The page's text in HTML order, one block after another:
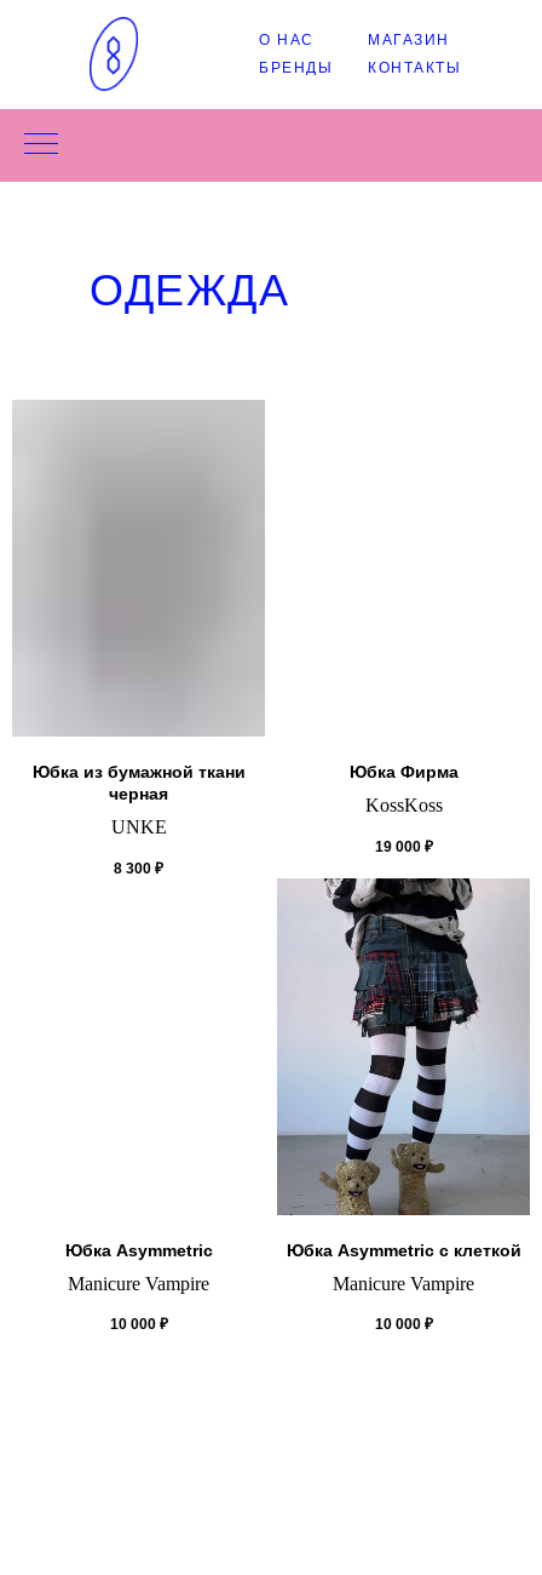
О НАС
МАГАЗИН
КОНТАКТЫ
БРЕНДЫ
ОДЕЖДА
Юбка из бумажной ткани
черная
UNKE
8 300 ₽
Юбка Фирма
KossKoss
19 000 ₽
Юбка Asymmetric
Manicure Vampire
10 000 ₽
Юбка Asymmetric с клеткой
Manicure Vampire
10 000 ₽